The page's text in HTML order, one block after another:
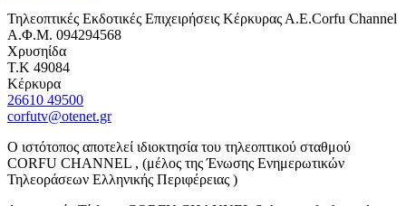
Τηλεοπτικές Εκδοτικές Επιχειρήσεις Κέρκυρας Α.Ε.Corfu Channel
Α.Φ.Μ. 094294568
Χρυσηίδα
Τ.Κ 49084
Κέρκυρα
26610 49500
corfutv@otenet.gr
Ο ιστότοπος αποτελεί ιδιοκτησία του τηλεοπτικού σταθμού
CORFU CHANNEL , (μέλος της Ένωσης Ενημερωτικών
Τηλεοράσεων Ελληνικής Περιφέρειας )